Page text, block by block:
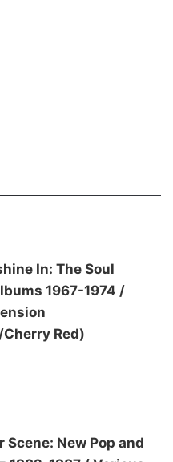
In: The Soul
1967-1974 /
Red)
Scene: New Pop and